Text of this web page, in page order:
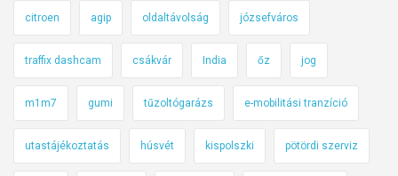
citroen agip oldaltávolság józsefváros
traffix dashcam csákvár India őz jog
m1m7 gumi tűzoltógarázs e-mobilitási tranzíció
utastájékoztatás húsvét kispolszki pötördi szerviz